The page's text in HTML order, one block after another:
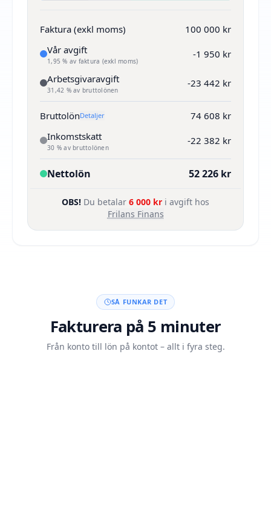
Faktura (exkl moms)
100 000 kr
Vår avgift
1,95 % av faktura (exkl moms)
-1 950 kr
Arbetsgivaravgift
31,42 % av bruttolönen
-23 442 kr
BruttolönDetaljer
74 608 kr
Inkomstskatt
30 % av bruttolönen
-22 382 kr
Nettolön 52 226 kr
OBS! Du betalar 6 000 kr i avgift hos
Frilans Finans
SÅ FUNKAR DET
Fakturera på 5 minuter
Från konto till lön på kontot – allt i fyra steg.